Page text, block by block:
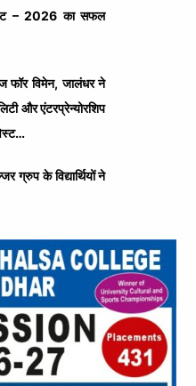
हंट – 2026 का सफल
फॉर विमेन, जालंधर ने
और एंटरप्रेन्योरशिप
ग्रुप के विद्यार्थियों ने